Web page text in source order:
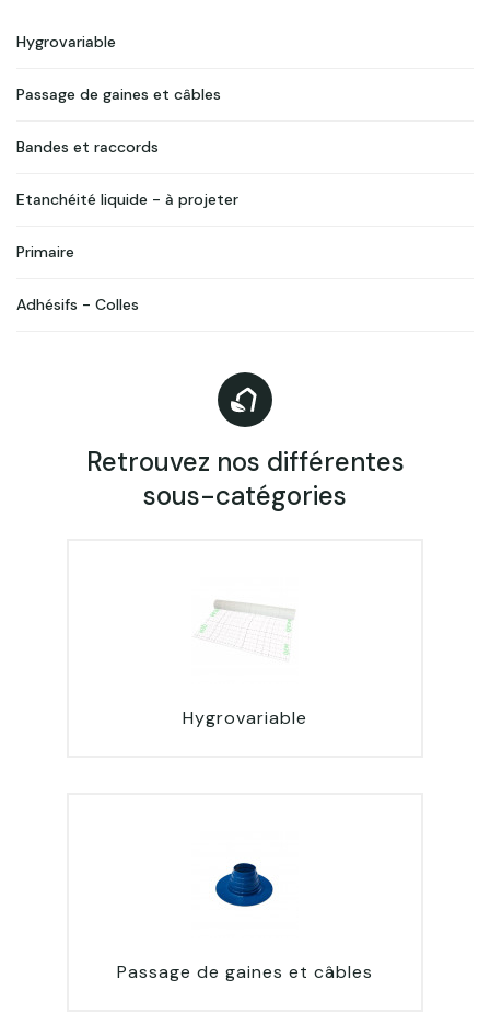
rubans adhésifs, les manchettes, etc. sont parfaitement
œuvre facile te fiable.
Hygrovariable
Passage de gaines et câbles
Bandes et raccords
Etanchéité liquide - à projeter
Primaire
Adhésifs - Colles
Retrouvez nos différentes
sous-catégories
Hygrovariable
Passage de gaines et câbles